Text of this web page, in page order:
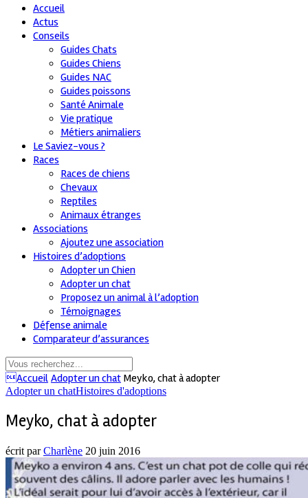
Accueil
Actus
Conseils
Guides Chats
Guides Chiens
Guides NAC
Guides poissons
Santé Animale
Vie pratique
Métiers animaliers
Le Saviez-vous ?
Races
Races de chiens
Chevaux
Reptiles
Animaux étranges
Associations
Ajoutez une association
Histoires d’adoptions
Adopter un Chien
Adopter un chat
Proposez un animal à l’adoption
Témoignages
Défense animale
Comparateur d’assurances
Accueil Adopter un chat Meyko, chat à adopter
Adopter un chatHistoires d'adoptions
Meyko, chat à adopter
écrit parCharlène 20 juin 2016